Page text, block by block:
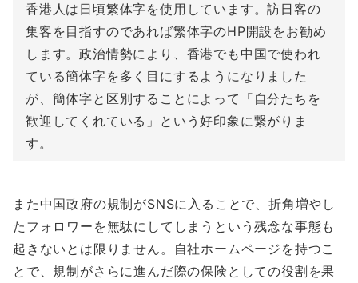
香港人は日頃繁体字を使用しています。訪日客の
集客を目指すのであれば繁体字のHP開設をお勧め
します。政治情勢により、香港でも中国で使われ
ている簡体字を多く目にするようになりました
が、簡体字と区別することによって「自分たちを
歓迎してくれている」という好印象に繋がりま
す。
また中国政府の規制がSNSに入ることで、折角増やし
たフォロワーを無駄にしてしまうという残念な事態も
起きないとは限りません。自社ホームページを持つこ
とで、規制がさらに進んだ際の保険としての役割を果